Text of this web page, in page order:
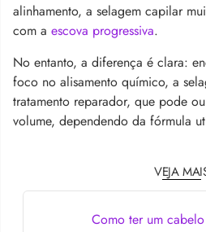
alinhamento, a selagem capilar
com a escova progressiva.
No entanto, a diferença é clara:
foco no alisamento químico, a
tratamento reparador, que pode
volume, dependendo da fórmula
VEJA
Como ter um